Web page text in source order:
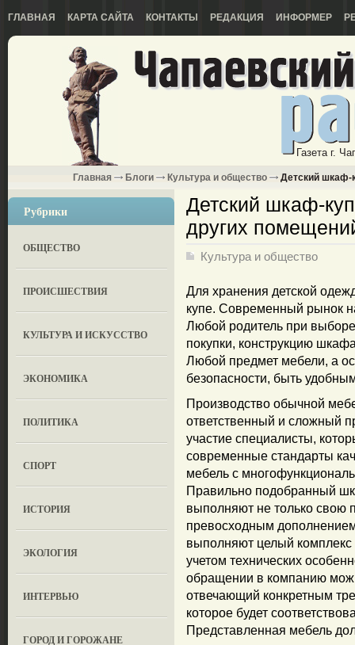
ГЛАВНАЯ КАРТА САЙТА КОНТАКТЫ РЕДАКЦИЯ ИНФОРМЕР
Газета г.
Главная Блоги Культура и общество Детский шкаф-
Рубрики
ОБЩЕСТВО
ПРОИСШЕСТВИЯ
КУЛЬТУРА И ИСКУССТВО
ЭКОНОМИКА
ПОЛИТИКА
СПОРТ
ИСТОРИЯ
ЭКОЛОГИЯ
ИНТЕРВЬЮ
ГОРОД И ГОРОЖАНЕ
Детский шкаф-
других
Культура и общество
Для хранения детской
купе. Современный рынок
Любой родитель при
покупки, конструкцию
Любой предмет мебели, а
безопасности, быть
Производство обычной
ответственный и сложный
участие специалисты,
современные стандарты
мебель с
Правильно подобранный
выполняют не только свою
превосходным
выполняют целый комплекс
учетом технических
обращении в компанию
отвечающий конкретным
которое будет
Представленная мебель